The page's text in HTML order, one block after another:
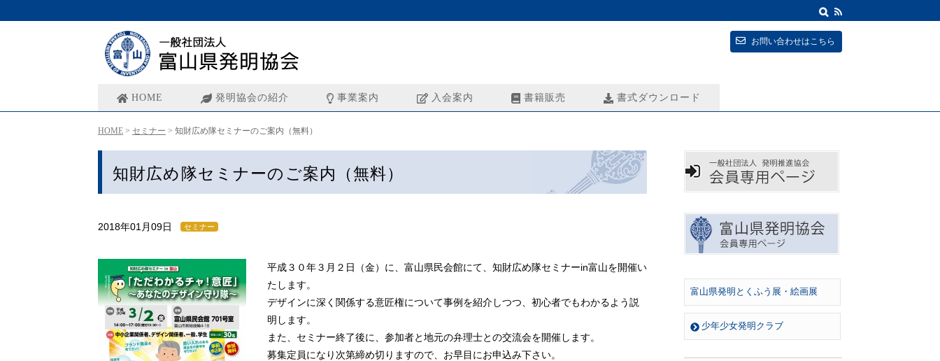
HOME 発明協会の紹介 事業案内 入会案内 書籍販売 書式ダウンロード
お問い合わせはこちら
HOME > セミナー > 知財広め隊セミナーのご案内（無料）
知財広め隊セミナーのご案内（無料）
2018年01月09日 セミナー
平成３０年３月２日（金）に、富山県民会館にて、知財広め隊セミナーin富山を開催い
たします。
デザインに深く関係する意匠権について事例を紹介しつつ、初心者でもわかるよう説
明します。
また、セミナー終了後に、参加者と地元の弁理士との交流会を開催します。
募集定員になり次第締め切りますので、お早目にお申込み下さい。
富山県発明とくふう展・絵画展
少年少女発明クラブ